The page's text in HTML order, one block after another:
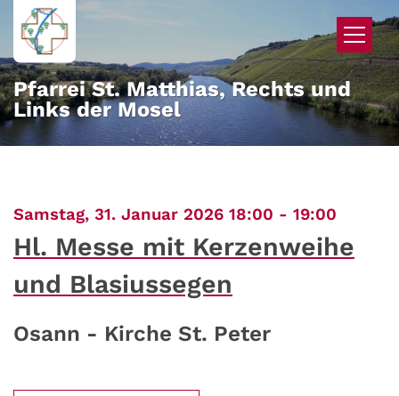
Zum Inhalt springen
Pfarrei St. Matthias, Rechts und
Links der Mosel
Samstag, 31. Januar 2026 18:00 - 19:00
Hl. Messe mit Kerzenweihe
und Blasiussegen
Osann - Kirche St. Peter